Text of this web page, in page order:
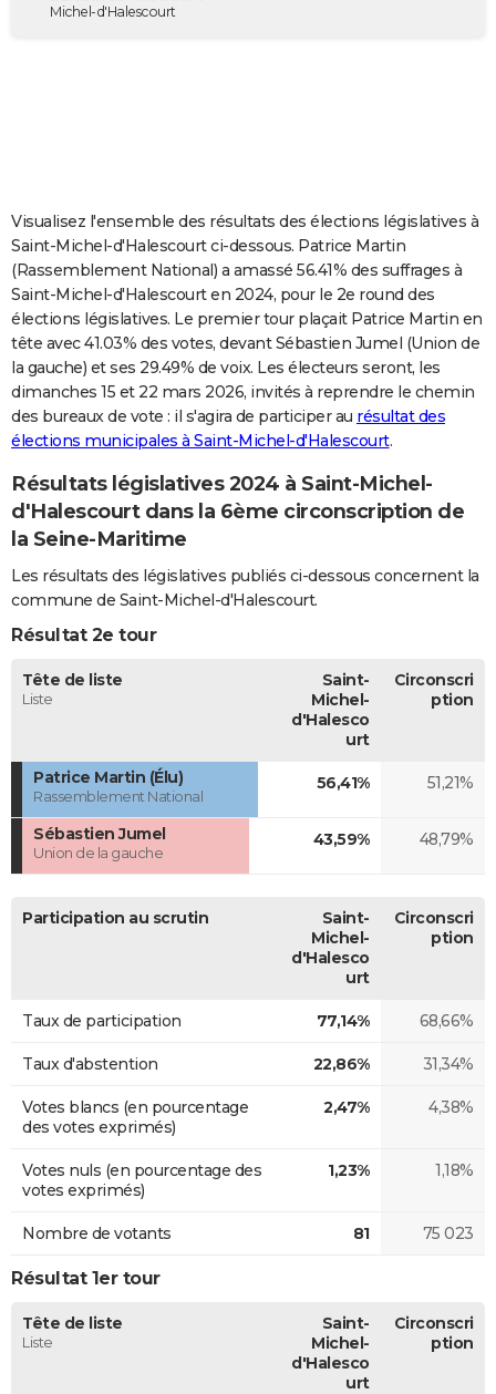
Destinations
City break
Voyage nature
Voyage de noces
Forum
Dictionnaire
Biographies
Citations
Expressions
Proverbes
PROGRAMME TV
COPAINS D'AVANT
S'inscrire
Se connecter
Lycées
Collèges
Primaires
Universités
Entreprises
Service militaire
Avis de recherche
AVIS DE DÉCÈS
FORUM
Bricolage
Lifestyle
Culture
Sport
Auto
Television
Voyage
Cinema
Michel-d'Halescourt
Visualisez l'ensemble des résultats des élections législatives à
Saint-Michel-d'Halescourt ci-dessous. Patrice Martin
(Rassemblement National) a amassé 56.41% des suffrages à
Saint-Michel-d'Halescourt en 2024, pour le 2e round des
élections législatives. Le premier tour plaçait Patrice Martin en
tête avec 41.03% des votes, devant Sébastien Jumel (Union de
la gauche) et ses 29.49% de voix. Les électeurs seront, les
dimanches 15 et 22 mars 2026, invités à reprendre le chemin
des bureaux de vote : il s'agira de participer au résultat des
élections municipales à Saint-Michel-d'Halescourt.
Résultats législatives 2024 à Saint-Michel-
d'Halescourt dans la 6ème circonscription de
la Seine-Maritime
Les résultats des législatives publiés ci-dessous concernent la
commune de Saint-Michel-d'Halescourt.
Résultat 2e tour
Tête de liste
Liste
Saint-
Michel-
d'Halesco
urt
Circonscri
ption
Patrice Martin (Élu)
Rassemblement National
56,41% 51,21%
Sébastien Jumel
Union de la gauche
43,59% 48,79%
Participation au scrutin
Saint-
Michel-
d'Halesco
urt
Circonscri
ption
Taux de participation 77,14% 68,66%
Taux d'abstention 22,86% 31,34%
Votes blancs (en pourcentage
des votes exprimés)
2,47% 4,38%
Votes nuls (en pourcentage des
votes exprimés)
1,23% 1,18%
Nombre de votants 81 75 023
Résultat 1er tour
Tête de liste
Liste
Saint-
Michel-
d'Halesco
urt
Circonscri
ption